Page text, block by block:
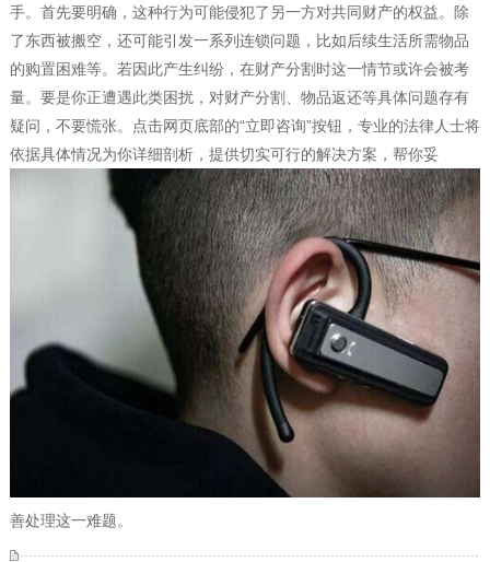
手。首先要明确，这种行为可能侵犯了另一方对共同财产的权益。除
了东西被搬空，还可能引发一系列连锁问题，比如后续生活所需物品
的购置困难等。若因此产生纠纷，在财产分割时这一情节或许会被考
量。要是你正遭遇此类困扰，对财产分割、物品返还等具体问题存有
疑问，不要慌张。点击网页底部的“立即咨询”按钮，专业的法律人士将
依据具体情况为你详细剖析，提供切实可行的解决方案，帮你妥
善处理这一难题。